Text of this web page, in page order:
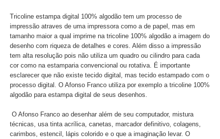
Tricoline estampa digital 100% algodão tem um processo de
impressão atraves de uma impressora como a de papel, mas em
tamanho maior a qual imprime na tricoline 100% algodão a imagem do
desenho com riqueza de detalhes e cores. Além disso a impressão
tem alta resolução pois não utiliza um quadro ou cilindro para cada
cor como na estamparia convencional ou rotativa. É importante
esclarecer que não existe tecido digital, mas tecido estampado com o
processo digital. O Afonso Franco utiliza por exemplo a tricoline 100%
algodão para estampa digital de seus desenhos.
O Afonso Franco ao desenhar além de seu computador, mistura
técnicas, usa tinta acrílica, canetas, marcador definitivo, colagens,
carimbos, estencil, lápis colorido e o que a imaginação levar. O